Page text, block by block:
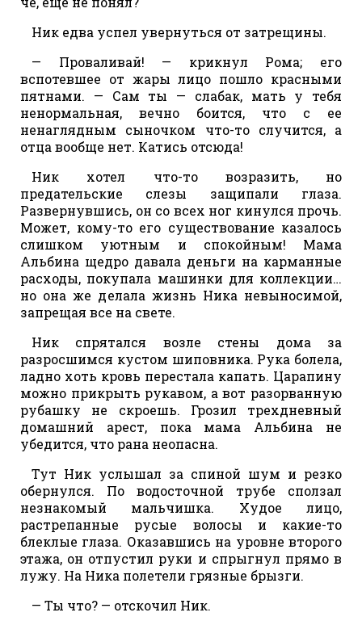
Ник едва успел увернуться от затрещины.
— Проваливай! — крикнул Рома; его
вспотевшее от жары лицо пошло красными
пятнами. — Сам ты — слабак, мать у тебя
ненормальная, вечно боится, что с ее
ненаглядным сыночком что-то случится, а
отца вообще нет. Катись отсюда!
Ник хотел что-то возразить, но
предательские слезы защипали глаза.
Развернувшись, он со всех ног кинулся прочь.
Может, кому-то его существование казалось
слишком уютным и спокойным! Мама
Альбина щедро давала деньги на карманные
расходы, покупала машинки для коллекции…
но она же делала жизнь Ника невыносимой,
запрещая все на свете.
Ник спрятался возле стены дома за
разросшимся кустом шиповника. Рука болела,
ладно хоть кровь перестала капать. Царапину
можно прикрыть рукавом, а вот разорванную
рубашку не скроешь. Грозил трехдневный
домашний арест, пока мама Альбина не
убедится, что рана неопасна.
Тут Ник услышал за спиной шум и резко
обернулся. По водосточной трубе сползал
незнакомый мальчишка. Худое лицо,
растрепанные русые волосы и какие-то
блеклые глаза. Оказавшись на уровне второго
этажа, он отпустил руки и спрыгнул прямо в
лужу. На Ника полетели грязные брызги.
— Ты что? — отскочил Ник.